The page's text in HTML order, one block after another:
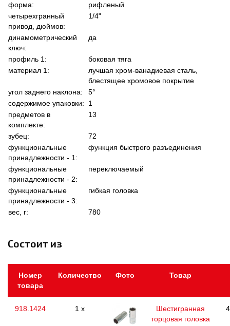
форма:
рифленый
четырехгранный
привод, дюймов:
1/4"
динамометрический
ключ:
да
профиль 1:
боковая тяга
материал 1:
лучшая хром-ванадиевая сталь,
блестящее хромовое покрытие
угол заднего наклона:
5°
содержимое упаковки:
1
предметов в
комплекте:
13
зубец:
72
функциональные
принадлежности - 1:
функция быстрого разъединения
функциональные
принадлежности - 2:
переключаемый
функциональные
принадлежности - 3:
гибкая головка
вес, г: 780
Состоит из
Номер
товара
Количество Фото Товар
918.1424 1 x
Шестигранная
торцовая головка